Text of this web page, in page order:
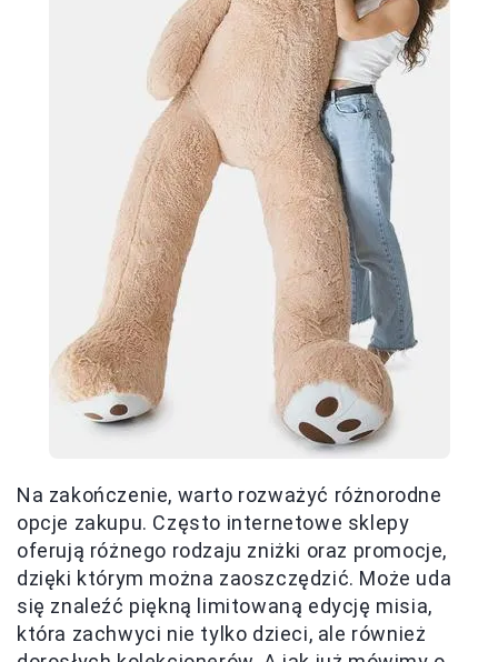
Na zakończenie, warto rozważyć różnorodne
opcje zakupu. Często internetowe sklepy
oferują różnego rodzaju zniżki oraz promocje,
dzięki którym można zaoszczędzić. Może uda
się znaleźć piękną limitowaną edycję misia,
która zachwyci nie tylko dzieci, ale również